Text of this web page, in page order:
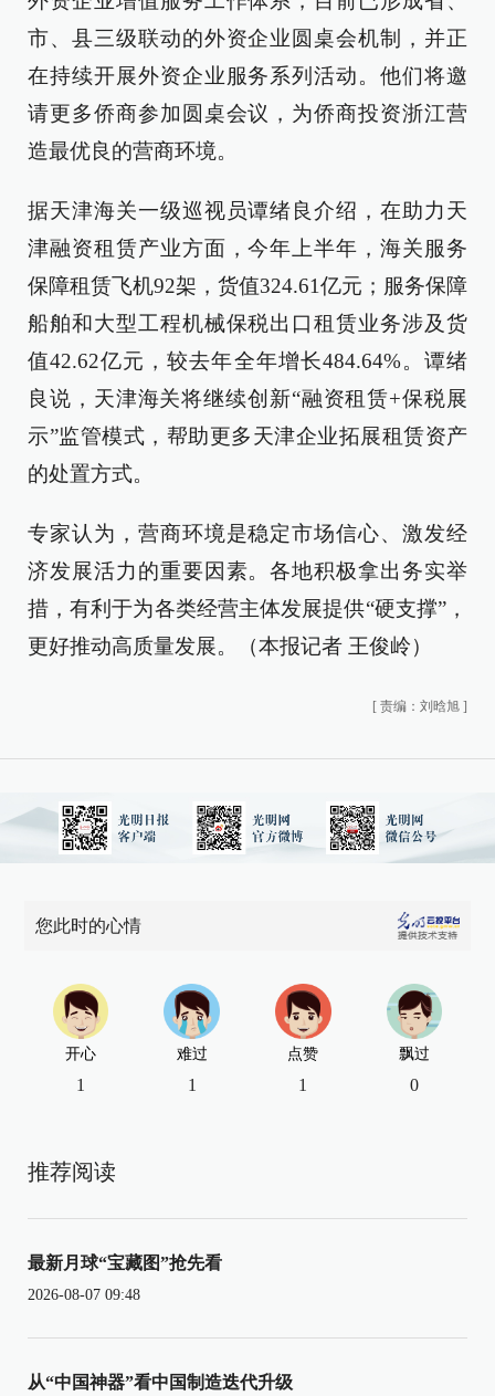
市、县三级联动的外资企业圆桌会机制，并正
在持续开展外资企业服务系列活动。他们将邀
请更多侨商参加圆桌会议，为侨商投资浙江营
造最优良的营商环境。
据天津海关一级巡视员谭绪良介绍，在助力天
津融资租赁产业方面，今年上半年，海关服务
保障租赁飞机92架，货值324.61亿元；服务保障
船舶和大型工程机械保税出口租赁业务涉及货
值42.62亿元，较去年全年增长484.64%。谭绪
良说，天津海关将继续创新“融资租赁+保税展
示”监管模式，帮助更多天津企业拓展租赁资产
的处置方式。
专家认为，营商环境是稳定市场信心、激发经
济发展活力的重要因素。各地积极拿出务实举
措，有利于为各类经营主体发展提供“硬支撑”，
更好推动高质量发展。（本报记者 王俊岭）
[ 责编：刘晗旭 ]
您此时的心情
开心
1
难过
1
点赞
1
飘过
0
推荐阅读
最新月球“宝藏图”抢先看
2026-08-07 09:48
从“中国神器”看中国制造迭代升级